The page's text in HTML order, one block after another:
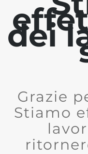
dei
Grazie
Stiamo